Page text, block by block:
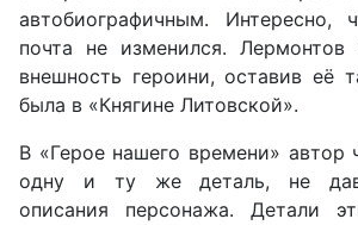
автобиографичным. Интересно,
почта не изменился. Лермонтов
внешность героини, оставив её
была в «Княгине Литовской».
В «Герое нашего времени» автор
одну и ту же деталь, не
описания персонажа. Детали